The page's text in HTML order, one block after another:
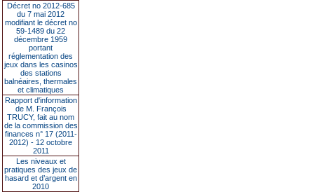
Décret no 2012-685
du 7 mai 2012
modifiant le décret no
59-1489 du 22
décembre 1959
portant
réglementation des
jeux dans les casinos
des stations
balnéaires, thermales
et climatiques
Rapport d'information
de M. François
TRUCY, fait au nom
de la commission des
finances n° 17 (2011-
2012) - 12 octobre
2011
Les niveaux et
pratiques des jeux de
hasard et d’argent en
2010